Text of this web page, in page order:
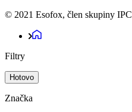
© 2021 Esofox, člen skupiny IPC
Filtry
Hotovo
Značka